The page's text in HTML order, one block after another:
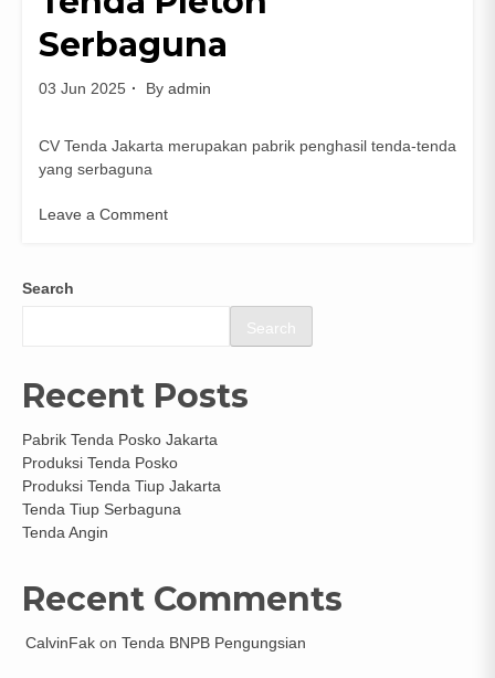
Serbaguna
03 Jun 2025 By admin
CV Tenda Jakarta merupakan pabrik penghasil tenda-tenda
yang serbaguna
Leave a Comment
Pleton
Search
Search
Recent Posts
Pabrik Tenda Posko Jakarta
Produksi Tenda Posko
Produksi Tenda Tiup Jakarta
Tenda Tiup Serbaguna
Tenda Angin
Recent Comments
CalvinFak on Tenda BNPB Pengungsian